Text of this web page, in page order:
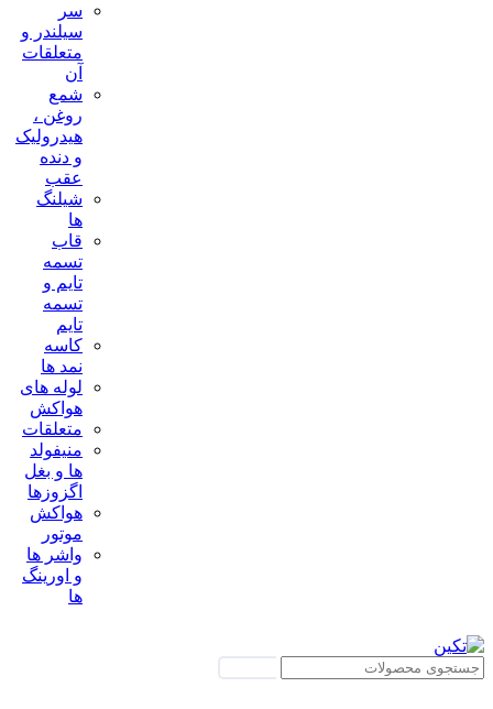
سر
سیلندر و
متعلقات
آن
شمع
روغن ،
هیدرولیک
و دنده
عقب
شیلنگ
ها
قاب
تسمه
تایم و
تسمه
تایم
کاسه
نمد ها
لوله های
هواکش
متعلقات
منیفولد
ها و بغل
اگزوزها
هواکش
موتور
واشر ها
و اورینگ
ها